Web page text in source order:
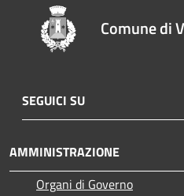
Comune di
SEGUICI SU
AMMINISTRAZIONE
Organi di Governo